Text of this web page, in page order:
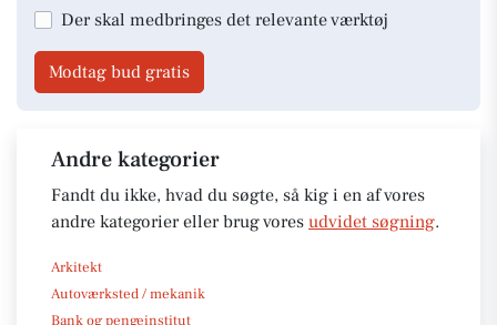
Der skal medbringes det relevante værktøj
Modtag bud gratis
Andre kategorier
Fandt du ikke, hvad du søgte, så kig i en af vores
andre kategorier eller brug vores udvidet søgning.
Arkitekt
Autoværksted / mekanik
Bank og pengeinstitut